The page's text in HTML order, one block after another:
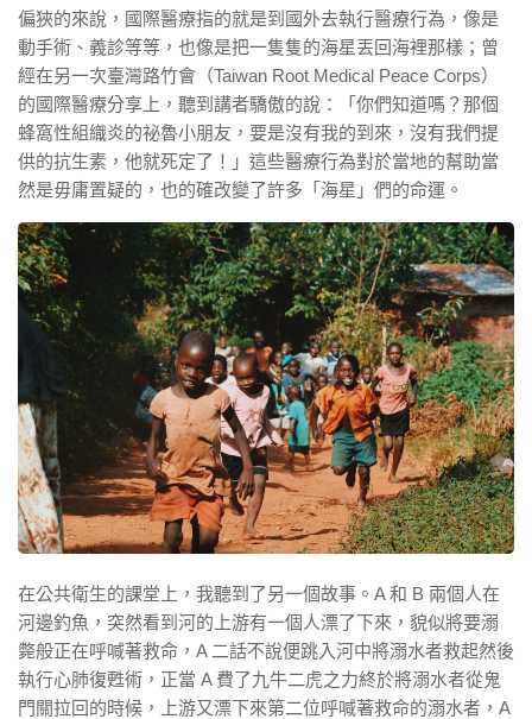
偏狹的來說，國際醫療指的就是到國外去執行醫療行為，像是
動手術、義診等等，也像是把一隻隻的海星丟回海裡那樣；曾
經在另一次臺灣路竹會（Taiwan Root Medical Peace Corps）
的國際醫療分享上，聽到講者驕傲的說：「你們知道嗎？那個
蜂窩性組織炎的祕魯小朋友，要是沒有我的到來，沒有我們提
供的抗生素，他就死定了！」這些醫療行為對於當地的幫助當
然是毋庸置疑的，也的確改變了許多「海星」們的命運。
在公共衛生的課堂上，我聽到了另一個故事。A 和 B 兩個人在
河邊釣魚，突然看到河的上游有一個人漂了下來，貌似將要溺
斃般正在呼喊著救命，A 二話不說便跳入河中將溺水者救起然後
執行心肺復甦術，正當 A 費了九牛二虎之力終於將溺水者從鬼
門關拉回的時候，上游又漂下來第二位呼喊著救命的溺水者，A